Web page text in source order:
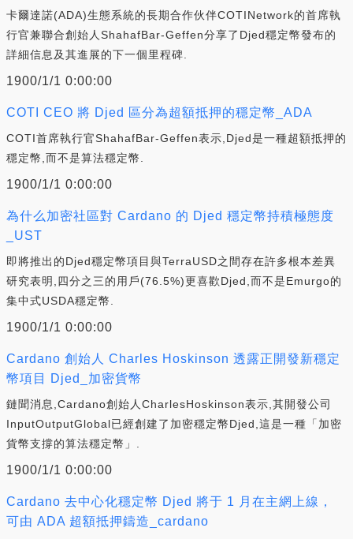
卡爾達諾(ADA)生態系統的長期合作伙伴COTINetwork的首席執
行官兼聯合創始人ShahafBar-Geffen分享了Djed穩定幣發布的
詳細信息及其進展的下一個里程碑.
1900/1/1 0:00:00
COTI CEO 將 Djed 區分為超額抵押的穩定幣_ADA
COTI首席執行官ShahafBar-Geffen表示,Djed是一種超額抵押的
穩定幣,而不是算法穩定幣.
1900/1/1 0:00:00
為什么加密社區對 Cardano 的 Djed 穩定幣持積極態度
_UST
即將推出的Djed穩定幣項目與TerraUSD之間存在許多根本差異
研究表明,四分之三的用戶(76.5%)更喜歡Djed,而不是Emurgo的
集中式USDA穩定幣.
1900/1/1 0:00:00
Cardano 創始人 Charles Hoskinson 透露正開發新穩定
幣項目 Djed_加密貨幣
鏈聞消息,Cardano創始人CharlesHoskinson表示,其開發公司
InputOutputGlobal已經創建了加密穩定幣Djed,這是一種「加密
貨幣支撐的算法穩定幣」.
1900/1/1 0:00:00
Cardano 去中心化穩定幣 Djed 將于 1 月在主網上線，
可由 ADA 超額抵押鑄造_cardano